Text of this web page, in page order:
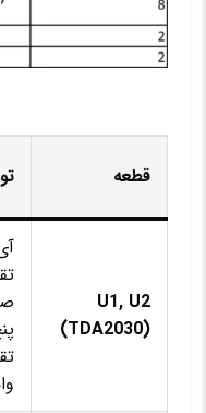
قطعه
U1, U2
(TDA2030)